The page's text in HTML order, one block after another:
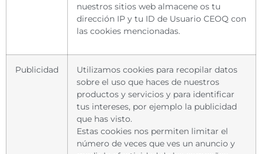
nuestros sitios web almacene os tu
dirección IP y tu ID de Usuario CEOQ con
las cookies mencionadas.
Publicidad
Utilizamos cookies para recopilar datos
sobre el uso que haces de nuestros
productos y servicios y para identificar
tus intereses, por ejemplo la publicidad
que has visto.
Estas cookies nos permiten limitar el
número de veces que ves un anuncio y